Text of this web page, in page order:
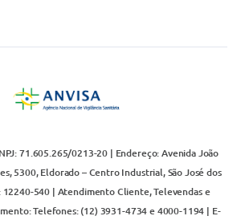
71.605.265/0213-20 | Endereço: Avenida João
5300, Eldorado – Centro Industrial, São José dos
12240-540 | Atendimento Cliente, Televendas e
Telefones: (12) 3931-4734 e 4000-1194 | E-